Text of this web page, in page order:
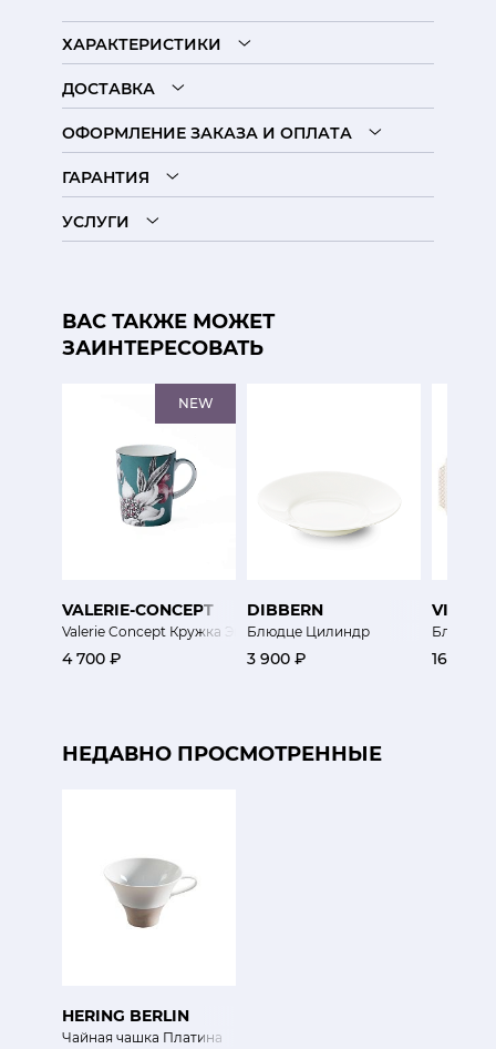
ХАРАКТЕРИСТИКИ
ДОСТАВКА
ОФОРМЛЕНИЕ ЗАКАЗА И ОПЛАТА
ГАРАНТИЯ
УСЛУГИ
ВАС ТАКЖЕ МОЖЕТ
ЗАИНТЕРЕСОВАТЬ
NEW
VALERIE-CONCEPT
Valerie Concept Кружка Экзо
4 700 ₽
DIBBERN
Блюдце Цилиндр
3 900 ₽
VISTA
Блюдо
16 600
НЕДАВНО ПРОСМОТРЕННЫЕ
HERING BERLIN
Чайная чашка Платина